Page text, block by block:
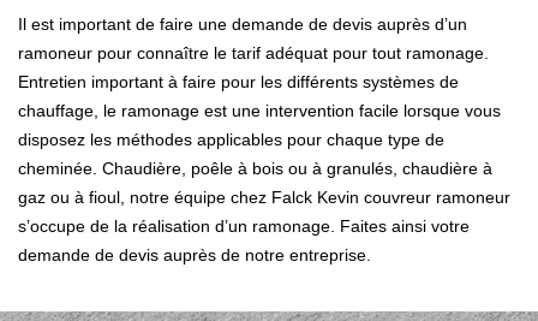
Il est important de faire une demande de devis auprès d’un
ramoneur pour connaître le tarif adéquat pour tout ramonage.
Entretien important à faire pour les différents systèmes de
chauffage, le ramonage est une intervention facile lorsque vous
disposez les méthodes applicables pour chaque type de
cheminée. Chaudière, poêle à bois ou à granulés, chaudière à
gaz ou à fioul, notre équipe chez Falck Kevin couvreur ramoneur
s’occupe de la réalisation d’un ramonage. Faites ainsi votre
demande de devis auprès de notre entreprise.